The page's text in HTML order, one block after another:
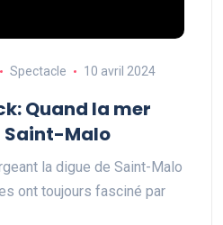
Spectacle 10 avril 2024
Quand la mer
Saint-Malo
la digue de Saint-Malo
ont toujours fasciné par